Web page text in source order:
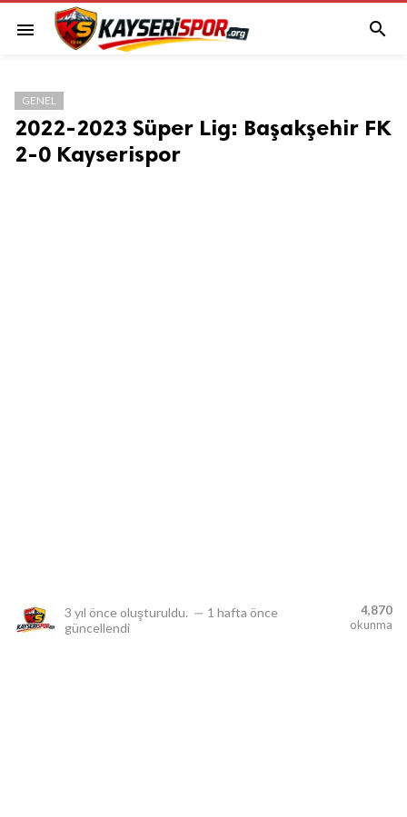
menu 
GENEL
2022-2023 Süper Lig: Başakşehir FK
2-0 Kayserispor
3 yıl önce oluşturuldu. — 1 hafta önce
güncellendi
4,870
okunma